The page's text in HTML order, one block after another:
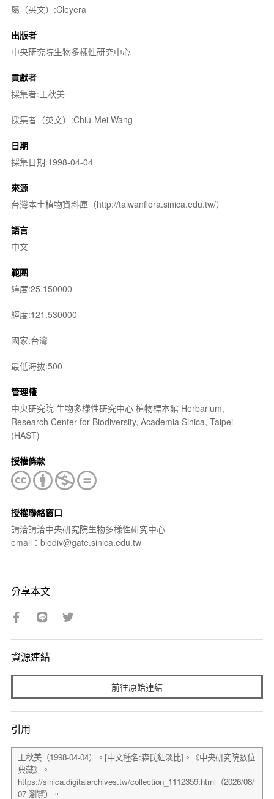
屬（英文）:Cleyera
出版者
中央研究院生物多樣性研究中心
貢獻者
採集者:王秋美
採集者（英文）:Chiu-Mei Wang
日期
採集日期:1998-04-04
來源
台灣本土植物資料庫（http://taiwanflora.sinica.edu.tw/）
語言
中文
範圍
緯度:25.150000
經度:121.530000
國家:台灣
最低海拔:500
管理權
中央研究院 生物多樣性研究中心 植物標本館 Herbarium,
Research Center for Biodiversity, Academia Sinica, Taipei
(HAST)
授權條款
授權聯絡窗口
請洽請洽中央研究院生物多樣性研究中心
email：biodiv@gate.sinica.edu.tw
分享本文
資源連結
前往原始連結
引用